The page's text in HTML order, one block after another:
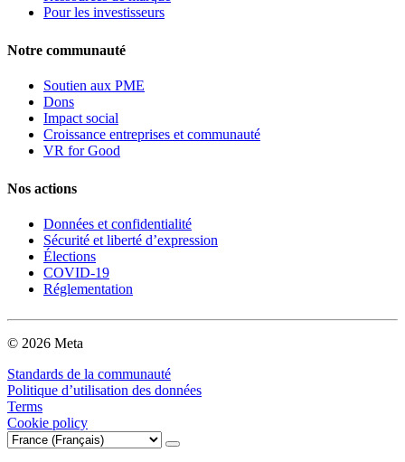
Pour les investisseurs
Notre communauté
Soutien aux PME
Dons
Impact social
Croissance entreprises et communauté
VR for Good
Nos actions
Données et confidentialité
Sécurité et liberté d’expression
Élections
COVID-19
Réglementation
© 2026 Meta
Standards de la communauté
Politique d’utilisation des données
Terms
Cookie policy